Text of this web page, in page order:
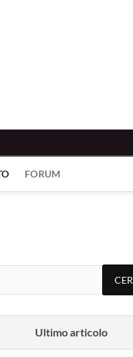
FORUM
Ultimo articolo